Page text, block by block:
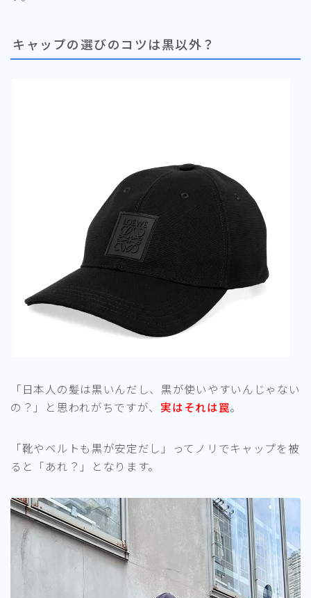
キャップの選びのコツは黒以外？
「日本人の髪は黒いんだし、黒が使いやすいんじゃない
の？」と思われがちですが、 実はそれは罠。
「靴やベルトも黒が安定だし」ってノリでキャップを被
ると「あれ？」となります。